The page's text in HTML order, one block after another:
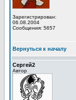
Зарегистрирован:
06.08.2004
Сообщения: 5657
Вернуться к началу
Сергей2
Автор